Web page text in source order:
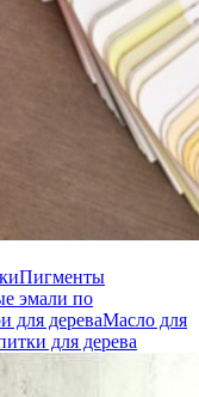
Пигменты
эмали по
для дереваМасло для
для дерева